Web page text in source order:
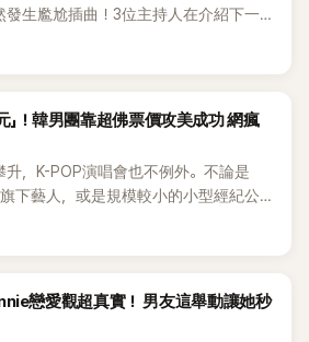
發生尷尬插曲！3位主持人在介紹下一
關，現場一度陷入停頓，就連製作人員
」！韓男團靠超佛票價攻美成功 網瘋
，K-POP演唱會也不例外。不論是
下藝人，或是規模較小的小型經紀公
票價過高的抱怨，甚至直呼「太不合
戀愛觀超真實！ 男友這舉動讓她秒